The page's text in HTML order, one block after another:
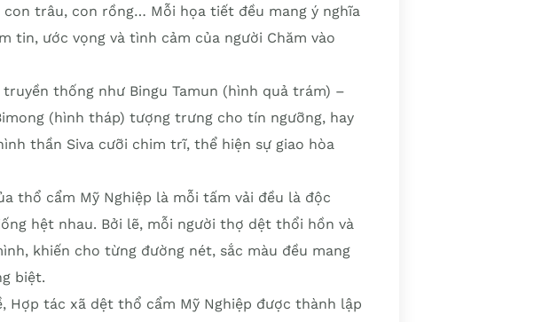
con trâu, con rồng… Mỗi họa tiết đều mang ý nghĩa
tin, ước vọng và tình cảm của người Chăm vào
thống như Bingu Tamun (hình quả trám) –
(hình tháp) tượng trưng cho tín ngưỡng, hay
thần Siva cưỡi chim trĩ, thể hiện sự giao hòa
thổ cẩm Mỹ Nghiệp là mỗi tấm vải đều là độc
hệt nhau. Bởi lẽ, mỗi người thợ dệt thổi hồn và
khiến cho từng đường nét, sắc màu đều mang
biệt.
Hợp tác xã dệt thổ cẩm Mỹ Nghiệp được thành lập